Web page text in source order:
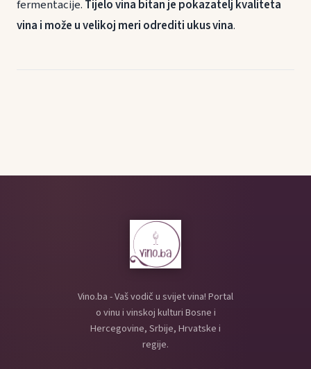
fermentacije. Tijelo vina bitan je pokazatelj kvaliteta
vina i može u velikoj meri odrediti ukus vina.
Vino.ba - Vaš vodič u svijet vina! Portal
o vinu i vinskoj kulturi Bosne i
Hercegovine, Srbije, Hrvatske i
regije.